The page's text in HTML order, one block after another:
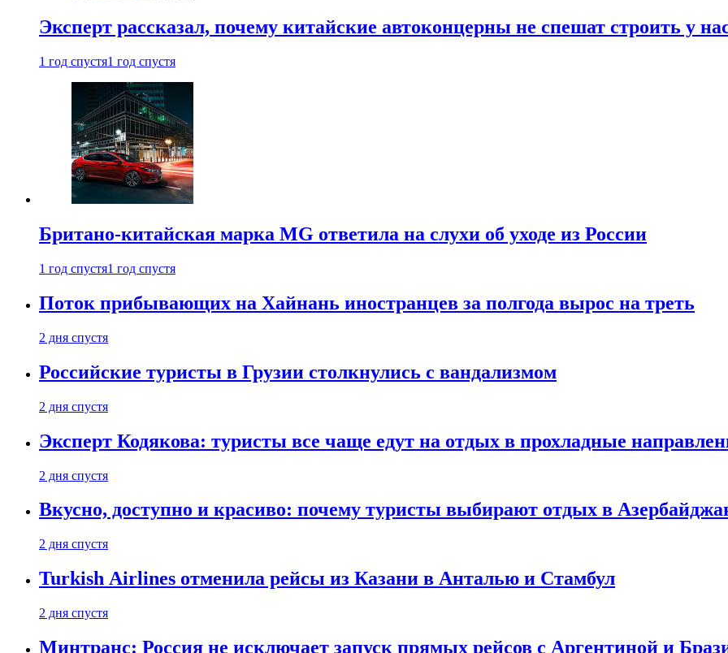
Эксперт рассказал, почему китайские автоконцерны не спешат строить у
1 год спустя1 год спустя
Британо-китайская марка MG ответила на слухи об уходе из России
1 год спустя1 год спустя
Поток прибывающих на Хайнань иностранцев за полгода вырос на треть
2 дня спустя
Российские туристы в Грузии столкнулись с вандализмом
2 дня спустя
Эксперт Кодякова: туристы все чаще едут на отдых в прохладные
2 дня спустя
Вкусно, доступно и красиво: почему туристы выбирают отдых в
2 дня спустя
Turkish Airlines отменила рейсы из Казани в Анталью и Стамбул
2 дня спустя
Минтранс: Россия не исключает запуск прямых рейсов с Аргентиной и